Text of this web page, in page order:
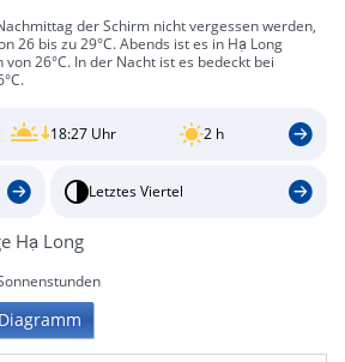
der Schirm nicht vergessen werden,
26 bis zu 29°C. Abends ist es in Hạ Long
26°C. In der Nacht ist es bedeckt bei
18:27 Uhr 2 h
Letztes Viertel
Hạ Long
Diagramm